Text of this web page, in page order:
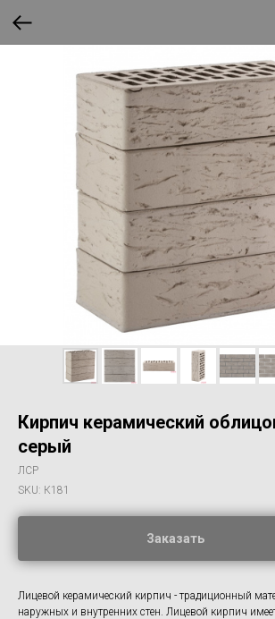
Кирпич керамический
серый
ЛСР
SKU: К181
Заказать
Лицевой керамический кирпич - традиционный
наружных и внутренних стен. Лицевой кирпич